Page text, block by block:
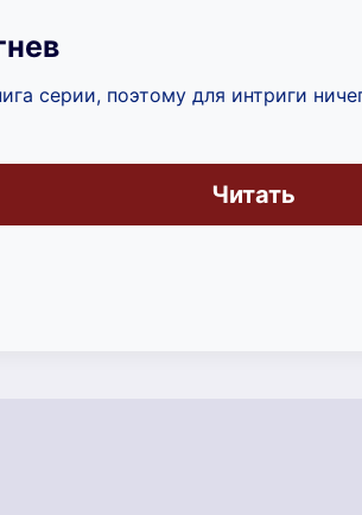
серии, поэтому для интриги
Читать